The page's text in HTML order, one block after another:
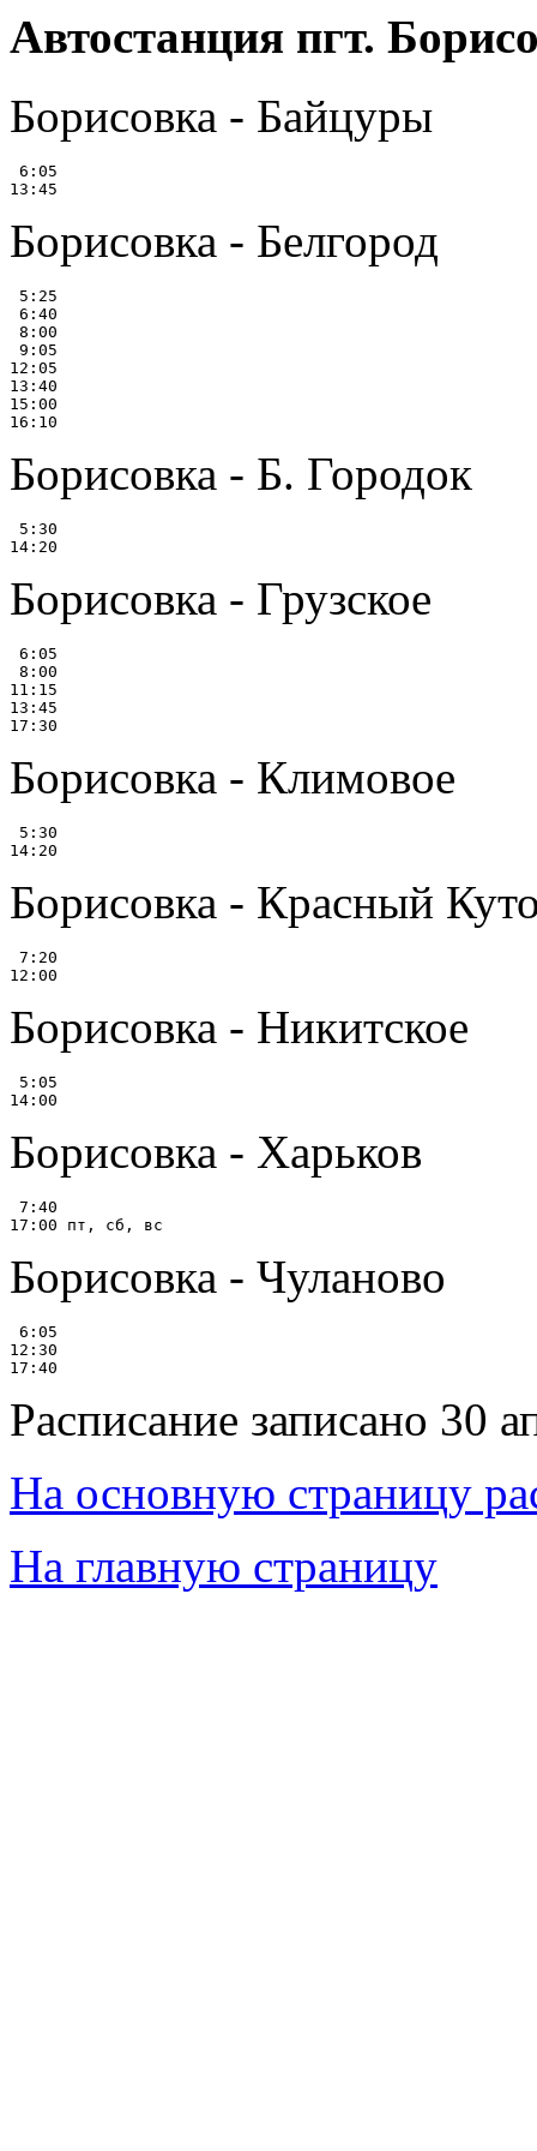
Автостанция пгт.
Борисовка - Байцуры
6:05
Борисовка - Белгород
5:25
6:40
8:00
9:05
12:05
13:40
15:00
Борисовка - Б. Городок
5:30
Борисовка - Грузское
6:05
8:00
11:15
13:45
Борисовка - Климовое
5:30
Борисовка - Красный
7:20
Борисовка - Никитское
5:05
Борисовка - Харьков
7:40
Борисовка - Чуланово
6:05
12:30
Расписание записано 30
На основную страницу
На главную страницу